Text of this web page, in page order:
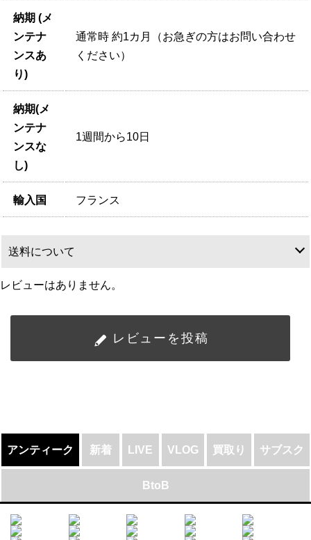
納期 (メ
ンテナ
ンスあ
り)
通常時 約1カ月（お急ぎの方はお問い合わせ
ください）
納期(メ
ンテナ
ンスな
し)
1週間から10日
輸入国 フランス
送料について
レビューはありません。
レビューを投稿
アンティーク 新着 LIVE VLOG 買取り サブスク
BtoB